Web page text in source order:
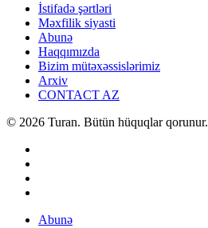
İstifadə şərtləri
Məxfilik siyasti
Abunə
Haqqımızda
Bizim mütəxəssislərimiz
Arxiv
CONTACT AZ
© 2026 Turan. Bütün hüquqlar qorunur.
Abunə